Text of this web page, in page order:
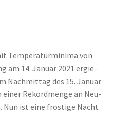
Tem­pe­ra­tur­mi­ni­ma von
am 14. Janu­ar 2021 ergie­
Nach­mit­tag des 15. Janu­ar
einer Rekord­men­ge an Neu­
Nun ist eine fro­sti­ge Nacht